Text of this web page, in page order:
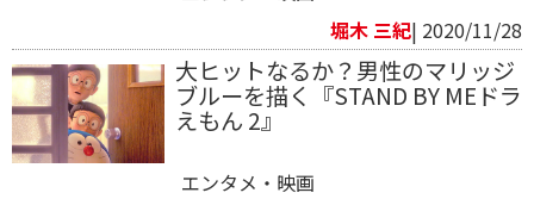
堀木 三紀| 2020/11/28
大ヒットなるか？男性のマリッジ
ブルーを描く『STAND BY MEドラ
えもん 2』
エンタメ・映画